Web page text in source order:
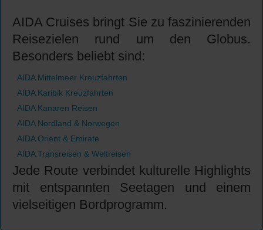
AIDA Cruises bringt Sie zu faszinierenden
Reisezielen rund um den Globus.
Besonders beliebt sind:
AIDA Mittelmeer Kreuzfahrten
AIDA Karibik Kreuzfahrten
AIDA Kanaren Reisen
AIDA Nordland & Norwegen
AIDA Orient & Emirate
AIDA Transreisen & Weltreisen
Jede Route verbindet kulturelle Highlights
mit entspannten Seetagen und einem
vielseitigen Bordprogramm.